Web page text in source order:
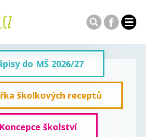
do MŠ 2026/27
školkových receptů
Koncepce školství